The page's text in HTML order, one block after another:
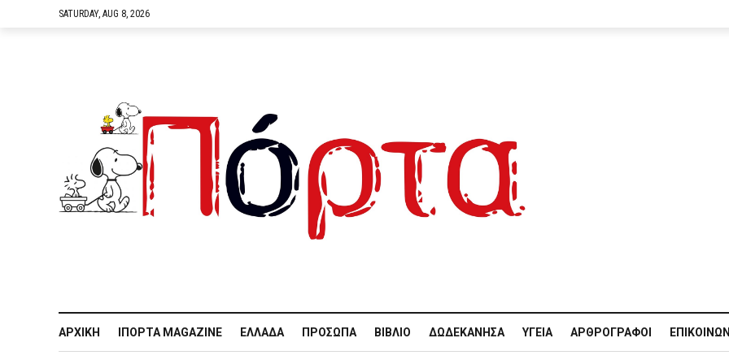
SATURDAY, AUG 8, 2026
ΑΡΧΙΚΉ IΠΌΡΤΑ MAGAZINE ΕΛΛΆΔΑ ΠΡΌΣΩΠΑ ΒΙΒΛΊΟ ΔΩΔΕΚΆΝΗΣΑ ΥΓΕΊΑ ΑΡΘΡΟΓΡΆΦΟΙ